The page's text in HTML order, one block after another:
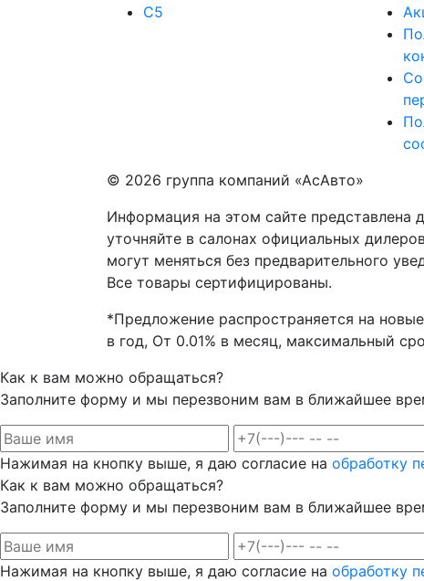
C5
© 2026 группа компаний «‎АсАвто»
Информация на этом сайте представлена
уточняйте в салонах официальных
могут меняться без предварительного
Все товары сертифицированы.
*Предложение распространяется на
в год, От 0.01% в месяц, максимальный
Как к вам можно обращаться?
Заполните форму и мы перезвоним вам в ближайшее
Нажимая на кнопку выше, я даю согласие на обработку
Как к вам можно обращаться?
Заполните форму и мы перезвоним вам в ближайшее
Нажимая на кнопку выше, я даю согласие на обработку